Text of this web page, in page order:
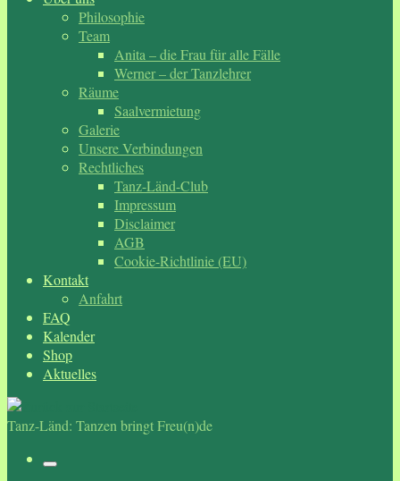
Philosophie
Team
Anita – die Frau für alle Fälle
Werner – der Tanzlehrer
Räume
Saalvermietung
Galerie
Unsere Verbindungen
Rechtliches
Tanz-Länd-Club
Impressum
Disclaimer
AGB
Cookie-Richtlinie (EU)
Kontakt
Anfahrt
FAQ
Kalender
Shop
Aktuelles
Tanz-Länd: Tanzen bringt Freu(n)de
Menü